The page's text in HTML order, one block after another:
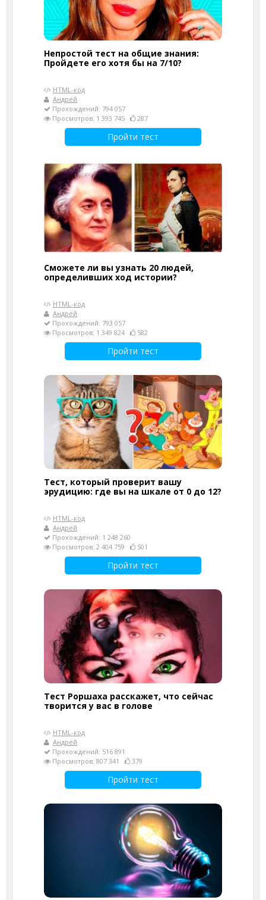
Непростой тест на общие знания:
Пройдете его хотя бы на 7/10?
HTML-код
Андрей
Прохождений: 794 057
Просмотров: 1 393 745
287
Пройти тест
Сможете ли вы узнать 20 людей,
определивших ход истории?
HTML-код
Андрей
Прохождений: 793 057
Просмотров: 1 349 824
582
Пройти тест
Тест, который проверит вашу
эрудицию: где вы на шкале от 0 до 12?
HTML-код
Андрей
Прохождений: 1 248 260
Просмотров: 2 404 759
501
Пройти тест
Тест Роршаха расскажет, что сейчас
творится у вас в голове
HTML-код
Андрей
Прохождений: 516 891
Просмотров: 807 341
379
Пройти тест